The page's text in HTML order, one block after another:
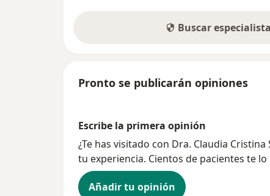
Buscar
Pronto se publicarán opiniones
Escribe la primera opinión
¿Te has visitado con Dra. Claudia
tu experiencia. Cientos de pacientes te
Añadir tu opinión